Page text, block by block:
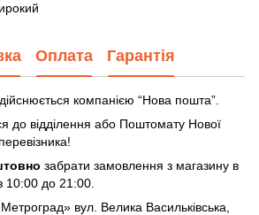
Оплата Гарантія
компанією “Нова пошта”.
до відділення або Поштомату Нової
забрати замовлення з магазину в
10:00 до 21:00.
вул. Велика Васильківська,